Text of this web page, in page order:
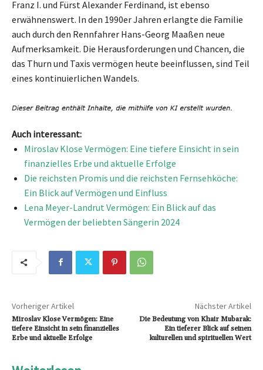
Franz I. und Fürst Alexander Ferdinand, ist ebenso
erwähnenswert. In den 1990er Jahren erlangte die Familie
auch durch den Rennfahrer Hans-Georg Maaßen neue
Aufmerksamkeit. Die Herausforderungen und Chancen, die
das Thurn und Taxis vermögen heute beeinflussen, sind Teil
eines kontinuierlichen Wandels.
Auch interessant:
Miroslav Klose Vermögen: Eine tiefere Einsicht in sein
finanzielles Erbe und aktuelle Erfolge
Die reichsten Promis und die reichsten Fernsehköche:
Ein Blick auf Vermögen und Einfluss
Lena Meyer-Landrut Vermögen: Ein Blick auf das
Vermögen der beliebten Sängerin 2024
Vorheriger Artikel
Miroslav Klose Vermögen: Eine
tiefere Einsicht in sein finanzielles
Erbe und aktuelle Erfolge
Nächster Artikel
Die Bedeutung von Khair Mubarak:
Ein tieferer Blick auf seinen
kulturellen und spirituellen Wert